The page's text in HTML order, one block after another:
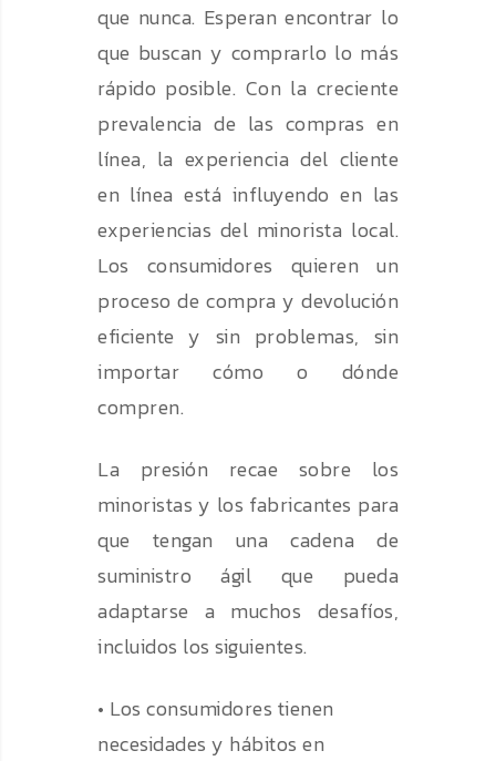
que nunca. Esperan encontrar lo
que buscan y comprarlo lo más
rápido posible. Con la creciente
prevalencia de las compras en
línea, la experiencia del cliente
en línea está influyendo en las
experiencias del minorista local.
Los consumidores quieren un
proceso de compra y devolución
eficiente y sin problemas, sin
importar cómo o dónde
compren.
La presión recae sobre los
minoristas y los fabricantes para
que tengan una cadena de
suministro ágil que pueda
adaptarse a muchos desafíos,
incluidos los siguientes.
• Los consumidores tienen
necesidades y hábitos en